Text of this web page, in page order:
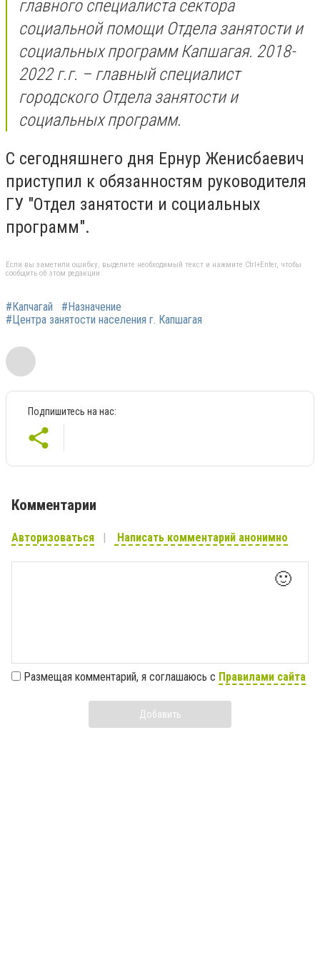
главного специалиста сектора
социальной помощи Отдела занятости и
социальных программ Капшагая. 2018-
2022 г.г. – главный специалист
городского Отдела занятости и
социальных программ.
С сегодняшнего дня Ернур Женисбаевич
приступил к обязанностям руководителя
ГУ "Отдел занятости и социальных
программ".
Если вы заметили ошибку, выделите необходимый текст и нажмите Ctrl+Enter, чтобы
сообщить об этом редакции
#Капчагай
#Назначение
#Центра занятости населения г. Капшагая
Подпишитесь на нас:
Комментарии
Авторизоваться Написать комментарий анонимно
🙂
Размещая комментарий, я соглашаюсь с Правилами сайта
Добавить